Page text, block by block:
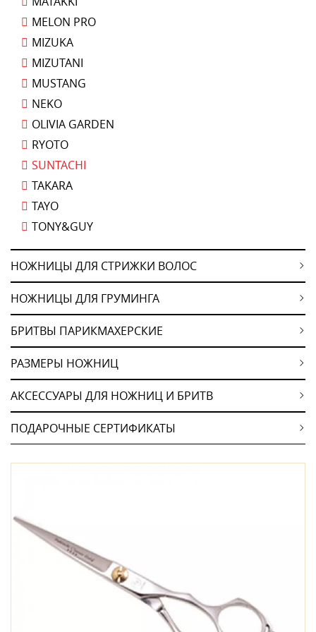
MELON PRO
MIZUKA
MIZUTANI
MUSTANG
NEKO
OLIVIA GARDEN
RYOTO
SUNTACHI
TAKARA
TAYO
TONY&GUY
НОЖНИЦЫ ДЛЯ СТРИЖКИ ВОЛОС
НОЖНИЦЫ ДЛЯ ГРУМИНГА
БРИТВЫ ПАРИКМАХЕРСКИЕ
РАЗМЕРЫ НОЖНИЦ
АКСЕССУАРЫ ДЛЯ НОЖНИЦ И БРИТВ
ПОДАРОЧНЫЕ СЕРТИФИКАТЫ